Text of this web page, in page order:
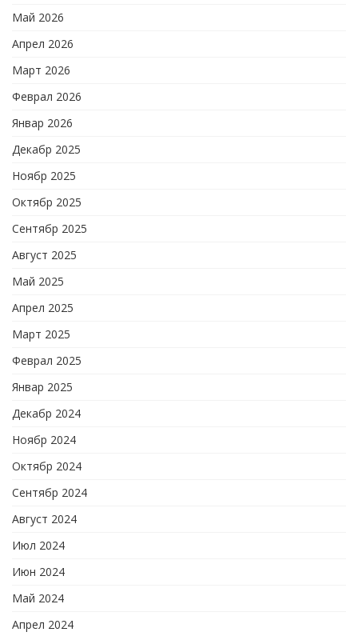
Май 2026
Апрел 2026
Март 2026
Феврал 2026
Январ 2026
Декабр 2025
Ноябр 2025
Октябр 2025
Сентябр 2025
Август 2025
Май 2025
Апрел 2025
Март 2025
Феврал 2025
Январ 2025
Декабр 2024
Ноябр 2024
Октябр 2024
Сентябр 2024
Август 2024
Июл 2024
Июн 2024
Май 2024
Апрел 2024